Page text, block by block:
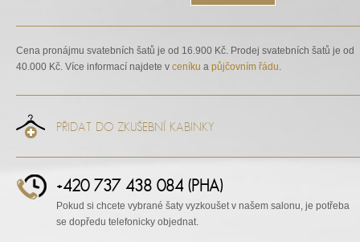
Cena pronájmu svatebních šatů je od 16.900 Kč. Prodej svatebních šatů je od
40.000 Kč. Více informací najdete v ceníku a půjčovním řádu.
PŘIDAT DO ZKUŠEBNÍ KABINKY
+420 737 438 084 (PHA)
Pokud si chcete vybrané šaty vyzkoušet v našem salonu, je potřeba
se dopředu telefonicky objednat.